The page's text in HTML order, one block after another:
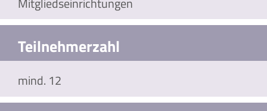
Teilnehmerzahl
mind. 12